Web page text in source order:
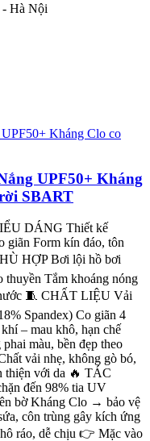
Hà Nội
UPF50+ Kháng
SBART
DÁNG Thiết kế
giãn Form kín đáo, tôn
HỢP Bơi lội hồ bơi
thuyền Tắm khoáng nóng
🧵 CHẤT LIỆU Vải
Spandex) Co giãn 4
– mau khô, hạn chế
màu, bền đẹp theo
vải nhẹ, không gò bó,
thiện với da 🔥 TÁC
đến 98% tia UV
bờ Kháng Clo → bảo vệ
côn trùng gây kích ứng
ráo, dễ chịu 👉 Mặc vào